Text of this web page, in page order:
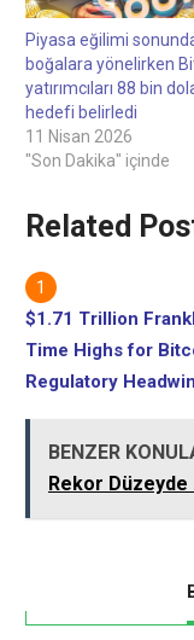
hedefi
72.000 doların
tutulması, balina
faaliyetlerindeki
artışla birlikte,
tedarik bölgesini 88.000
dolar olarak…
Piyasa eğilimi
boğalara yönelirken
yatırımcıları 88 bin
hedefi belirledi
11 Nisan 2026
"Son Dakika" içinde
Related
$1.71 Trillion
Time Highs for
Regulatory
BENZER
Rekor